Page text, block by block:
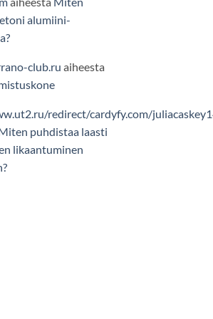
alumiini-
club.ru aiheesta
redirect/cardyfy.com/
puhdistaa laasti
likaantuminen